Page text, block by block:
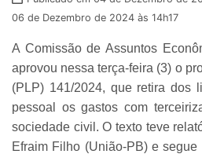
06 de Dezembro de 2024 às 14h17
A Comissão de Assuntos
aprovou nessa terça-feira (3) o
(PLP) 141/2024, que retira dos
pessoal os gastos com
sociedade civil. O texto teve
Efraim Filho (União-PB) e